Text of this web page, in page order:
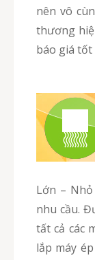
nên vô
thương
báo giá tốt
Lớn –
nhu cầu.
tất cả các
lắp máy